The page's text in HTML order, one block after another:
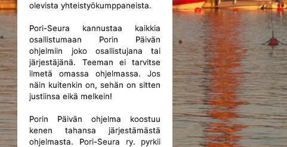
olevista yhteistyökumppaneista.
Pori-Seura kannustaa kaikkia
osallistumaan Porin Päivän
ohjelmiin joko osallistujana tai
järjestäjänä. Teeman ei tarvitse
ilmetä omassa ohjelmassa. Jos
näin kuitenkin on, sehän on sitten
justiinsa eikä melkein!
Porin Päivän ohjelma koostuu
kenen tahansa järjestämästä
ohjelmasta. Pori-Seura ry. pyrkii